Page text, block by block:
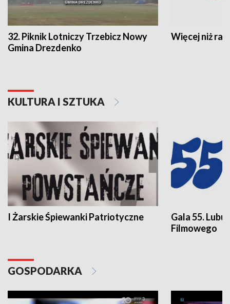
32. Piknik Lotniczy Trzebicz Nowy
Gmina Drezdenko
Więcej niż rajd
KULTURA I SZTUKA
I Żarskie Śpiewanki Patriotyczne
Gala 55.
Filmowego
GOSPODARKA